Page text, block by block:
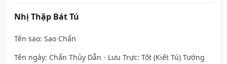
Nhị Thập Bát Tú
Tên sao: Sao Chẩn
Tên ngày: Chẩn Thủy Dẫn - Lưu Trực: Tốt (Kiết Tú) Tướng